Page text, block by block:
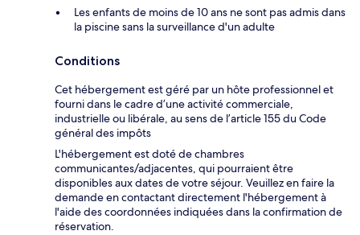
Les enfants de moins de 10 ans ne sont pas admis dans
la piscine sans la surveillance d'un adulte
Conditions
Cet hébergement est géré par un hôte professionnel et
fourni dans le cadre d’une activité commerciale,
industrielle ou libérale, au sens de l’article 155 du Code
général des impôts
L'hébergement est doté de chambres
communicantes/adjacentes, qui pourraient être
disponibles aux dates de votre séjour. Veuillez en faire la
demande en contactant directement l'hébergement à
l'aide des coordonnées indiquées dans la confirmation de
réservation.